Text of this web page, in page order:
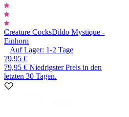
Creature CocksDildo Mystique -
Einhorn
Auf Lager: 1-2 Tage
79,95 €
79,95 € Niedrigster Preis in den
letzten 30 Tagen.